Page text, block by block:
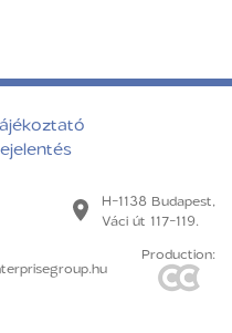
H-1138 Budapest,
Váci út 117-119.
Production: